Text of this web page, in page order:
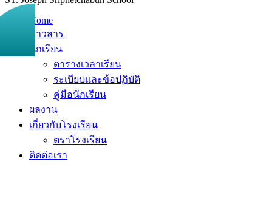
Home
ข่าวสาร
นักเรียน
ตารางเวลาเรียน
ระเบียบและข้อปฏิบัติ
คู่มือนักเรียน
ผลงาน
เกี่ยวกับโรงเรียน
ตราโรงเรียน
ติดต่อเรา